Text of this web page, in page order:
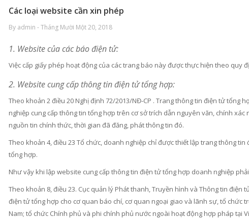
Các loại website cần xin phép
By admin - Tháng Mười Một 20, 2018
1. Website của các báo điện tử:
Việc cấp giấy phép hoạt động của các trang báo này được thực hiện theo quy
2. Website cung cấp thông tin điện tử tổng hợp:
Theo khoản 2 điều 20 Nghị định 72/2013/NĐ-CP . Trang thông tin điện tử tổng
nghiệp cung cấp thông tin tổng hợp trên cơ sở trích dẫn nguyên văn, chính
nguồn tin chính thức, thời gian đã đăng, phát thông tin đó.
Theo khoản 4, điều 23 Tổ chức, doanh nghiệp chỉ được thiết lập trang thông
tổng hợp.
Như vậy khi lập website cung cấp thông tin điện tử tổng hợp doanh nghiệp
Theo khoản 8, điều 23. Cục quản lý Phát thanh, Truyền hình và Thông tin
điện tử tổng hợp cho cơ quan báo chí, cơ quan ngoại giao và lãnh sự, tổ chức
Nam; tổ chức Chính phủ và phi chính phủ nước ngoài hoạt động hợp pháp tại